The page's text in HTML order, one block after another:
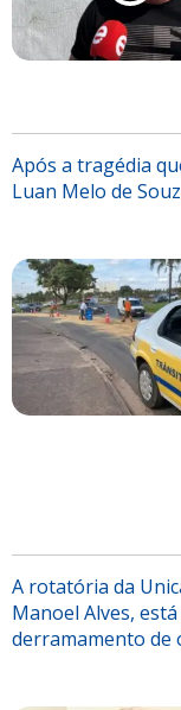
Após a tragédia
Luan Melo de
A rotatória da
Manoel Alves,
derramamento de